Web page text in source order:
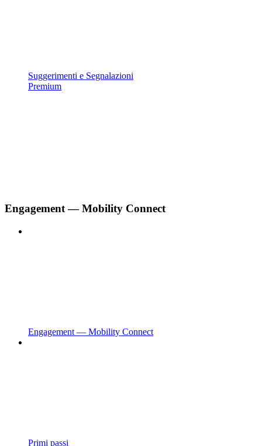
Suggerimenti e Segnalazioni
Premium
Engagement — Mobility Connect
Engagement — Mobility Connect
Primi passi